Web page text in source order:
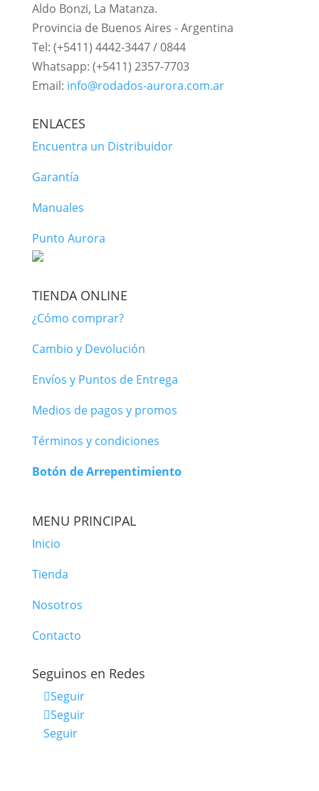
Aldo Bonzi, La Matanza.
Provincia de Buenos Aires - Argentina
Tel: (+5411) 4442-3447 / 0844
Whatsapp: (+5411) 2357-7703
Email: info@rodados-aurora.com.ar
ENLACES
Encuentra un Distribuidor
Garantía
Manuales
Punto Aurora
TIENDA ONLINE
¿Cómo comprar?
Cambio y Devolución
Envíos y Puntos de Entrega
Medios de pagos y promos
Términos y condiciones
Botón de Arrepentimiento
MENU PRINCIPAL
Inicio
Tienda
Nosotros
Contacto
Seguinos en Redes
Seguir
Seguir
Seguir